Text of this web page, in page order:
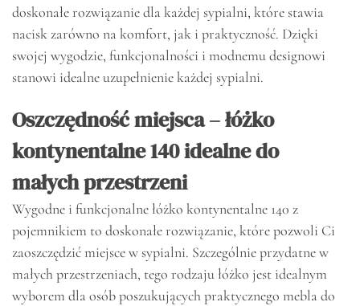
doskonałe rozwiązanie dla każdej sypialni, które stawia
nacisk zarówno na komfort, jak i praktyczność. Dzięki
swojej wygodzie, funkcjonalności i modnemu designowi
stanowi idealne uzupełnienie każdej sypialni.
Oszczędność miejsca – łóżko
kontynentalne 140 idealne do
małych przestrzeni
Wygodne i funkcjonalne łóżko kontynentalne 140 z
pojemnikiem to doskonałe rozwiązanie, które pozwoli Ci
zaoszczędzić miejsce w sypialni. Szczególnie przydatne w
małych przestrzeniach, tego rodzaju łóżko jest idealnym
wyborem dla osób poszukujących praktycznego mebla do